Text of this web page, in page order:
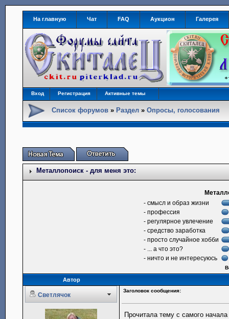
На главную Чат FAQ Аукцион Галерея
Вход Регистрация Активные темы
Список форумов » Раздел »Опросы, голосования
Металлопоиск - для меня это:
- смысл и образ жизни
- профессия
- регулярное увлечение
- средство заработка
- просто случайное хобби
- ... а что это?
- ничто и не интересуюсь
Автор
Светлячок
Заголовок сообщения:
Прочитала тему с самого